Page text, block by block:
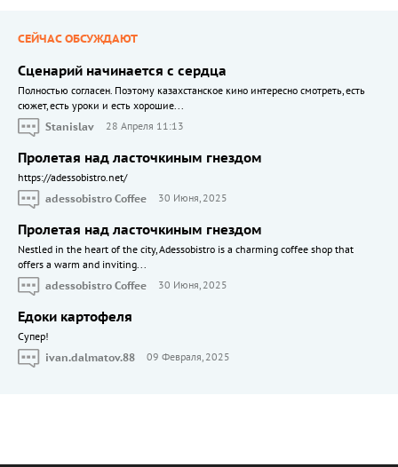
СЕЙЧАС ОБСУЖДАЮТ
Сценарий начинается с сердца
Полностью согласен. Поэтому казахстанское кино интересно смотреть, есть
сюжет, есть уроки и есть хорошие...
Stanislav
28 Апреля 11:13
Пролетая над ласточкиным гнездом
https://adessobistro.net/
adessobistro Coffee
30 Июня, 2025
Пролетая над ласточкиным гнездом
Nestled in the heart of the city, Adessobistro is a charming coffee shop that
offers a warm and inviting...
adessobistro Coffee
30 Июня, 2025
Едоки картофеля
Cупер!
ivan.dalmatov.88
09 Февраля, 2025